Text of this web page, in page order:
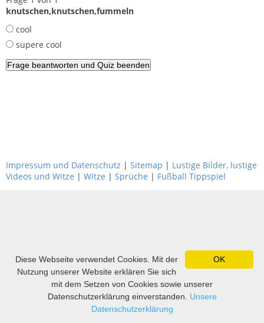
knutschen,knutschen,fummeln
cool
supere cool
Impressum und Datenschutz | Sitemap | Lustige Bilder, lustige
Videos und Witze | Witze | Sprüche | Fußball Tippspiel
OK
Diese Webseite verwendet Cookies. Mit der
Nutzung unserer Website erklären Sie sich
mit dem Setzen von Cookies sowie unserer
Datenschutzerklärung einverstanden. Unsere
Datenschutzerklärung